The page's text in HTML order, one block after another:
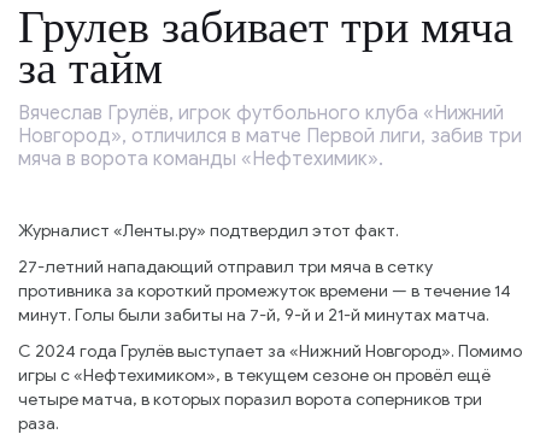
Грулев забивает три мяча
за тайм
Вячеслав Грулёв, игрок футбольного клуба «Нижний
Новгород», отличился в матче Первой лиги, забив три
мяча в ворота команды «Нефтехимик».
Журналист «Ленты.ру» подтвердил этот факт.
27-летний нападающий отправил три мяча в сетку
противника за короткий промежуток времени — в течение 14
минут. Голы были забиты на 7-й, 9-й и 21-й минутах матча.
С 2024 года Грулёв выступает за «Нижний Новгород». Помимо
игры с «Нефтехимиком», в текущем сезоне он провёл ещё
четыре матча, в которых поразил ворота соперников три
раза.